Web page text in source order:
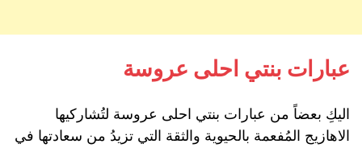
عبارات بنتي احلى عروسة
اليكِ بعضاً من عبارات بنتي احلى عروسة لتُشاركيها
الاهازيج المُفعمة بالحيوية والثقة التي تزيدُ من سعادتها في